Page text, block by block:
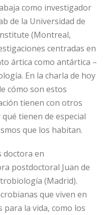
como investigador
de la Universidad de
(Montreal,
centradas en
ártica como antártica –
En la charla de hoy
cómo son estos
tienen con otros
tienen de especial
que los habitan.
doctora en
postdoctoral Juan de
(Madrid).
que viven en
para la vida, como los